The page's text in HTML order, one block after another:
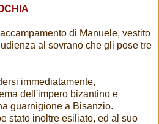
di Manuele, vestito
al sovrano che gli pose tre
immediatamente,
dell'impero bizantino e
guarnigione a Bisanzio.
stato inoltre esiliato, ed al suo